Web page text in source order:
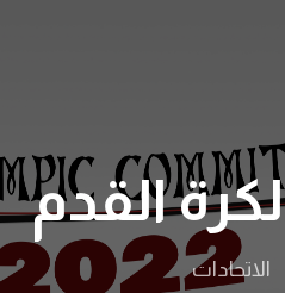
لكرة القدم
الاتحادات